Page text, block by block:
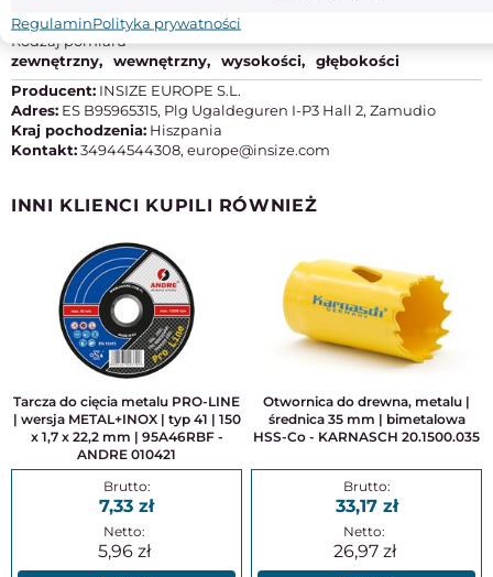
Rodzaj pomiaru
zewnętrzny
wewnętrzny wysokości
głębokości
Producent: INSIZE EUROPE S.L.
Adres: ES B95965315, Plg Ugaldeguren I-P3 Hall 2, Zamudio
Kraj pochodzenia: Hiszpania
Kontakt:34944544308, europe@insize.com
INNI KLIENCI KUPILI RÓWNIEŻ
Tarcza do cięcia metalu PRO-LINE
| wersja METAL+INOX | typ 41 | 150
x 1,7 x 22,2 mm | 95A46RBF -
ANDRE 010421
7,33
5,96
Otwornica do drewna, metalu |
średnica 35 mm | bimetalowa
HSS-Co - KARNASCH 20.1500.035
33,17
26,97
RegulaminPolityka prywatności